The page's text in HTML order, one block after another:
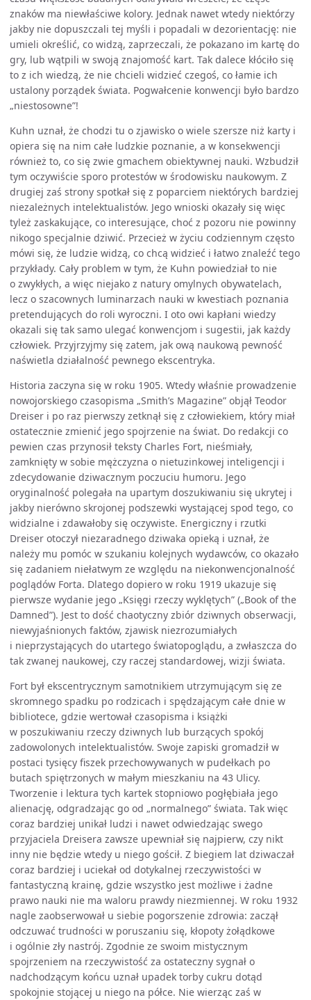
znaków ma niewłaściwe kolory. Jednak nawet wtedy niektórzy
jakby nie dopuszczali tej myśli i popadali w dezorientację: nie
umieli określić, co widzą, zaprzeczali, że pokazano im kartę do
gry, lub wątpili w swoją znajomość kart. Tak dalece kłóciło się
to z ich wiedzą, że nie chcieli widzieć czegoś, co łamie ich
ustalony porządek świata. Pogwałcenie konwencji było bardzo
„niestosowne”!
Kuhn uznał, że chodzi tu o zjawisko o wiele szersze niż karty i
opiera się na nim całe ludzkie poznanie, a w konsekwencji
również to, co się zwie gmachem obiektywnej nauki. Wzbudził
tym oczywiście sporo protestów w środowisku naukowym. Z
drugiej zaś strony spotkał się z poparciem niektórych bardziej
niezależnych intelektualistów. Jego wnioski okazały się więc
tyleż zaskakujące, co interesujące, choć z pozoru nie powinny
nikogo specjalnie dziwić. Przecież w życiu codziennym często
mówi się, że ludzie widzą, co chcą widzieć i łatwo znaleźć tego
przykłady. Cały problem w tym, że Kuhn powiedział to nie
o zwykłych, a więc niejako z natury omylnych obywatelach,
lecz o szacownych luminarzach nauki w kwestiach poznania
pretendujących do roli wyroczni. I oto owi kapłani wiedzy
okazali się tak samo ulegać konwencjom i sugestii, jak każdy
człowiek. Przyjrzyjmy się zatem, jak ową naukową pewność
naświetla działalność pewnego ekscentryka.
Historia zaczyna się w roku 1905. Wtedy właśnie prowadzenie
nowojorskiego czasopisma „Smith’s Magazine” objął Teodor
Dreiser i po raz pierwszy zetknął się z człowiekiem, który miał
ostatecznie zmienić jego spojrzenie na świat. Do redakcji co
pewien czas przynosił teksty Charles Fort, nieśmiały,
zamknięty w sobie mężczyzna o nietuzinkowej inteligencji i
zdecydowanie dziwacznym poczuciu humoru. Jego
oryginalność polegała na upartym doszukiwaniu się ukrytej i
jakby nierówno skrojonej podszewki wystającej spod tego, co
widzialne i zdawałoby się oczywiste. Energiczny i rzutki
Dreiser otoczył niezaradnego dziwaka opieką i uznał, że
należy mu pomóc w szukaniu kolejnych wydawców, co okazało
się zadaniem niełatwym ze względu na niekonwencjonalność
poglądów Forta. Dlatego dopiero w roku 1919 ukazuje się
pierwsze wydanie jego „Księgi rzeczy wyklętych” („Book of the
Damned”). Jest to dość chaotyczny zbiór dziwnych obserwacji,
niewyjaśnionych faktów, zjawisk niezrozumiałych
i nieprzystających do utartego światopoglądu, a zwłaszcza do
tak zwanej naukowej, czy raczej standardowej, wizji świata.
Fort był ekscentrycznym samotnikiem utrzymującym się ze
skromnego spadku po rodzicach i spędzającym całe dnie w
bibliotece, gdzie wertował czasopisma i książki
w poszukiwaniu rzeczy dziwnych lub burzących spokój
zadowolonych intelektualistów. Swoje zapiski gromadził w
postaci tysięcy fiszek przechowywanych w pudełkach po
butach spiętrzonych w małym mieszkaniu na 43 Ulicy.
Tworzenie i lektura tych kartek stopniowo pogłębiała jego
alienację, odgradzając go od „normalnego” świata. Tak więc
coraz bardziej unikał ludzi i nawet odwiedzając swego
przyjaciela Dreisera zawsze upewniał się najpierw, czy nikt
inny nie będzie wtedy u niego gościł. Z biegiem lat dziwaczał
coraz bardziej i uciekał od dotykalnej rzeczywistości w
fantastyczną krainę, gdzie wszystko jest możliwe i żadne
prawo nauki nie ma waloru prawdy niezmiennej. W roku 1932
nagle zaobserwował u siebie pogorszenie zdrowia: zaczął
odczuwać trudności w poruszaniu się, kłopoty żołądkowe
i ogólnie zły nastrój. Zgodnie ze swoim mistycznym
spojrzeniem na rzeczywistość za ostateczny sygnał o
nadchodzącym końcu uznał upadek torby cukru dotąd
spokojnie stojącej u niego na półce. Nie wierząc zaś w